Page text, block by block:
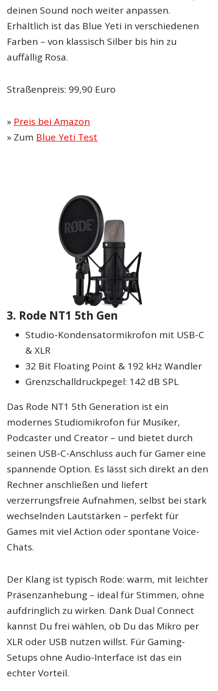
deinen Sound noch weiter anpassen.
Erhältlich ist das Blue Yeti in verschiedenen
Farben – von klassisch Silber bis hin zu
auffällig Rosa.
Straßenpreis: 99,90 Euro
» Preis bei Amazon
» Zum Blue Yeti Test
3. Rode NT1 5th Gen
Studio-Kondensatormikrofon mit USB-C
& XLR
32 Bit Floating Point & 192 kHz Wandler
Grenzschalldruckpegel: 142 dB SPL
Das Rode NT1 5th Generation ist ein
modernes Studiomikrofon für Musiker,
Podcaster und Creator – und bietet durch
seinen USB-C-Anschluss auch für Gamer eine
spannende Option. Es lässt sich direkt an den
Rechner anschließen und liefert
verzerrungsfreie Aufnahmen, selbst bei stark
wechselnden Lautstärken – perfekt für
Games mit viel Action oder spontane Voice-
Chats.
Der Klang ist typisch Rode: warm, mit leichter
Präsenzanhebung – ideal für Stimmen, ohne
aufdringlich zu wirken. Dank Dual Connect
kannst Du frei wählen, ob Du das Mikro per
XLR oder USB nutzen willst. Für Gaming-
Setups ohne Audio-Interface ist das ein
echter Vorteil.